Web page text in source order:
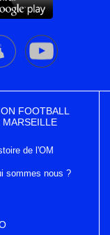
FOOTBALL
MARSEILLE
de l'OM
sommes nous ?